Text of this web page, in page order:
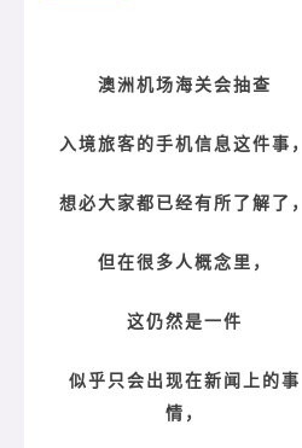
澳洲机场海关会抽查
入境旅客的手机信息这件事，
想必大家都已经有所了解了，
但在很多人概念里，
这仍然是一件
似乎只会出现在新闻上的事
情，